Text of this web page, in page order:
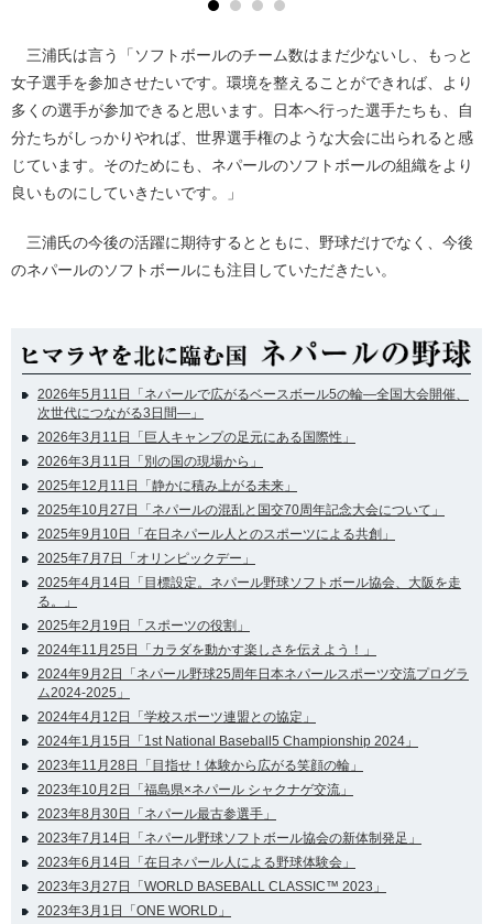
三浦氏は言う「ソフトボールのチーム数はまだ少ないし、もっと
女子選手を参加させたいです。環境を整えることができれば、より
多くの選手が参加できると思います。日本へ行った選手たちも、自
分たちがしっかりやれば、世界選手権のような大会に出られると感
じています。そのためにも、ネパールのソフトボールの組織をより
良いものにしていきたいです。」
三浦氏の今後の活躍に期待するとともに、野球だけでなく、今後
のネパールのソフトボールにも注目していただきたい。
2026年5月11日「ネパールで広がるベースボール5の輪―全国大会開催、
次世代につながる3日間―」
2026年3月11日「巨人キャンプの足元にある国際性」
2026年3月11日「別の国の現場から」
2025年12月11日「静かに積み上がる未来」
2025年10月27日「ネパールの混乱と国交70周年記念大会について」
2025年9月10日「在日ネパール人とのスポーツによる共創」
2025年7月7日「オリンピックデー」
2025年4月14日「目標設定。ネパール野球ソフトボール協会、大阪を走
る。」
2025年2月19日「スポーツの役割」
2024年11月25日「カラダを動かす楽しさを伝えよう！」
2024年9月2日「ネパール野球25周年日本ネパールスポーツ交流プログラ
ム2024-2025」
2024年4月12日「学校スポーツ連盟との協定」
2024年1月15日「1st National Baseball5 Championship 2024」
2023年11月28日「目指せ！体験から広がる笑顔の輪」
2023年10月2日「福島県×ネパール シャクナゲ交流」
2023年8月30日「ネパール最古参選手」
2023年7月14日「ネパール野球ソフトボール協会の新体制発足」
2023年6月14日「在日ネパール人による野球体験会」
2023年3月27日「WORLD BASEBALL CLASSIC™ 2023」
2023年3月1日「ONE WORLD」